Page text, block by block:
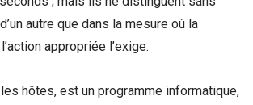
autre que dans la mesure où la
appropriée l’exige.
hôtes, est un programme informatique,